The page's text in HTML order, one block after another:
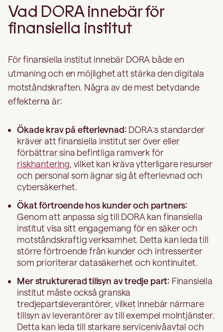
Vad DORA innebär för
finansiella institut
För finansiella institut innebär DORA både en
utmaning och en möjlighet att stärka den digitala
motståndskraften. Några av de mest betydande
effekterna är:
Ökade krav på efterlevnad: DORA:s standarder
kräver att finansiella institut ser över eller
förbättrar sina befintliga ramverk för
riskhantering, vilket kan kräva ytterligare resurser
och personal som ägnar sig åt efterlevnad och
cybersäkerhet.
Ökat förtroende hos kunder och partners:
Genom att anpassa sig till DORA kan finansiella
institut visa sitt engagemang för en säker och
motståndskraftig verksamhet. Detta kan leda till
större förtroende från kunder och intressenter
som prioriterar datasäkerhet och kontinuitet.
Mer strukturerad tillsyn av tredje part: Finansiella
institut måste också granska
tredjepartsleverantörer, vilket innebär närmare
tillsyn av leverantörer av till exempel molntjänster.
Detta kan leda till starkare servicenivåavtal och